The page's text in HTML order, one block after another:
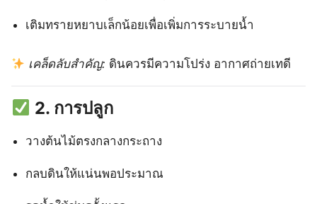
เติมทรายหยาบเล็กน้อยเพื่อเพิ่มการระบายน้ำ
เคล็ดลับสำคัญ: ดินควรมีความโปร่ง อากาศถ่ายเทดี
2. การปลูก
วางต้นไม้ตรงกลางกระถาง
กลบดินให้แน่นพอประมาณ